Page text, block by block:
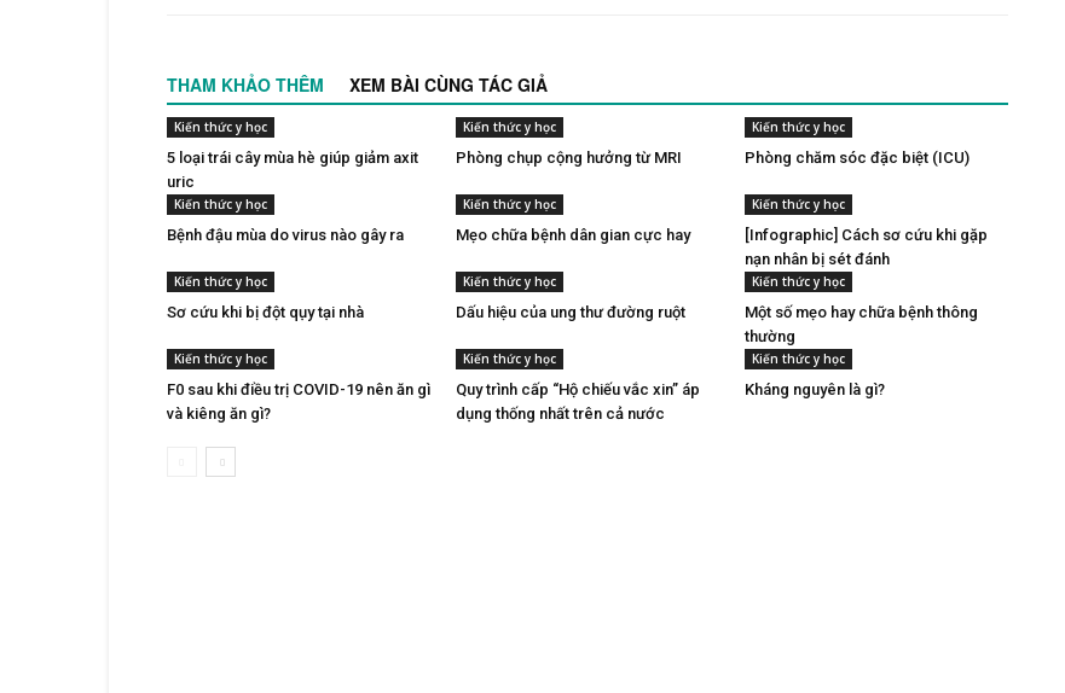
THAM KHẢO THÊM XEM BÀI CÙNG TÁC GIẢ
Kiến thức y học
5 loại trái cây mùa hè giúp giảm axit
uric
Kiến thức y học
Phòng chụp cộng hưởng từ MRI
Kiến thức y học
Phòng chăm sóc đặc biệt (ICU)
Kiến thức y học
Bệnh đậu mùa do virus nào gây ra
Kiến thức y học
Mẹo chữa bệnh dân gian cực hay
Kiến thức y học
[Infographic] Cách sơ cứu khi gặp
nạn nhân bị sét đánh
Kiến thức y học
Sơ cứu khi bị đột qụy tại nhà
Kiến thức y học
Dấu hiệu của ung thư đường ruột
Kiến thức y học
Một số mẹo hay chữa bệnh thông
thường
Kiến thức y học
F0 sau khi điều trị COVID-19 nên ăn gì
và kiêng ăn gì?
Kiến thức y học
Quy trình cấp “Hộ chiếu vắc xin” áp
dụng thống nhất trên cả nước
Kiến thức y học
Kháng nguyên là gì?